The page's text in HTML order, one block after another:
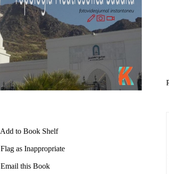
Add to Book Shelf
Flag as Inappropriate
Email this Book